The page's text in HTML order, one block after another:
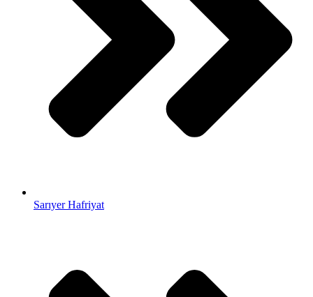
Sarıyer Hafriyat